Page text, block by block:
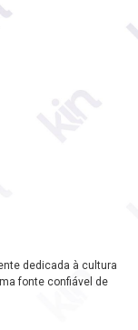
dedicada à cultura
fonte confiável de